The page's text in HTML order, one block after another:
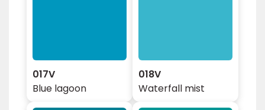
017V
Blue lagoon
018V
Waterfall mist